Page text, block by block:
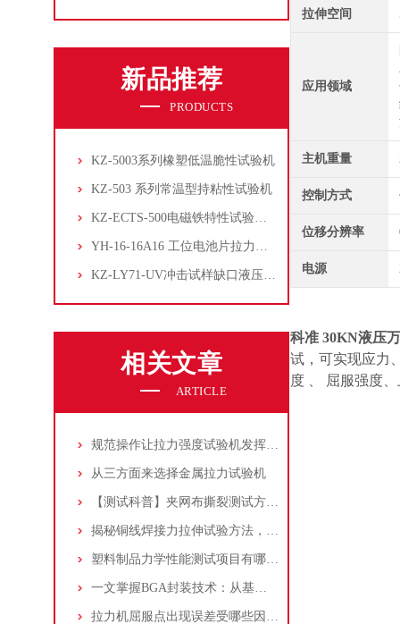
新品推荐
PRODUCTS
KZ-5003系列橡塑低温脆性试验机
KZ-503 系列常温型持粘性试验机
KZ-ECTS-500电磁铁特性试验系统
YH-16-16A16 工位电池片拉力试验机
KZ-LY71-UV冲击试样缺口液压拉床
相关文章
ARTICLE
规范操作让拉力强度试验机发挥实效
从三方面来选择金属拉力试验机
【测试科普】夹网布撕裂测试方法及电子万能试验机应用汇总！
揭秘铜线焊接力拉伸试验方法，附拉力试验机操作指南!
塑料制品力学性能测试项目有哪些？万能材料试验机检测方法及应用解析
一文掌握BGA封装技术：从基础到可靠性测试，推拉力测试机如何保障品质？
拉力机屈服点出现误差受哪些因素影响？
拉伸空间
应用领域
主机重量
控制方式
位移分辨率
电源
科准 30KN液压
试，可实现应力
度 、 屈服强度